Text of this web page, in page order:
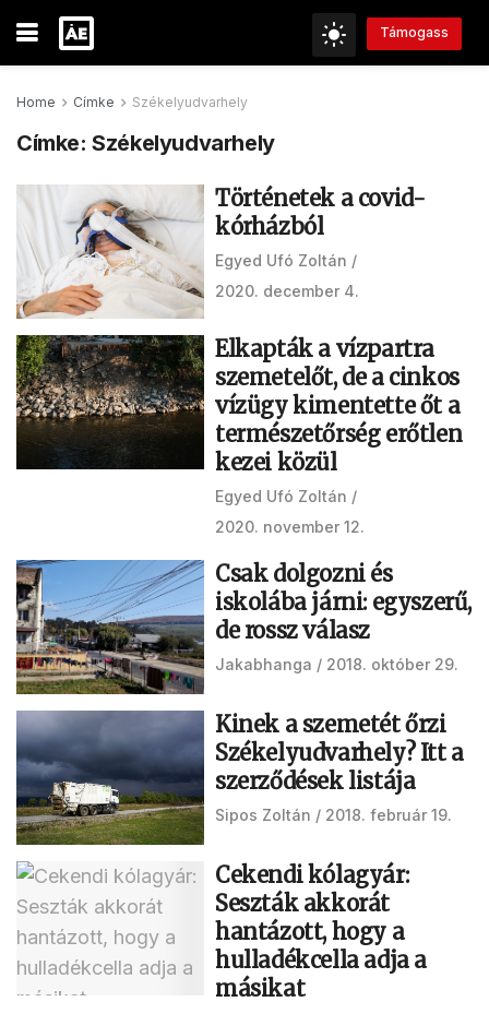
Támogass
Home Címke Székelyudvarhely
Címke:Székelyudvarhely
Történetek a covid-
kórházból
Egyed Ufó Zoltán
2020. december 4.
Elkapták a vízpartra
szemetelőt, de a cinkos
vízügy kimentette őt a
természetőrség erőtlen
kezei közül
Egyed Ufó Zoltán
2020. november 12.
Csak dolgozni és
iskolába járni: egyszerű,
de rossz válasz
Jakabhanga 2018. október 29.
Kinek a szemetét őrzi
Székelyudvarhely? Itt a
szerződések listája
Sipos Zoltán 2018. február 19.
Cekendi kólagyár:
Seszták akkorát
hantázott, hogy a
hulladékcella adja a
másikat